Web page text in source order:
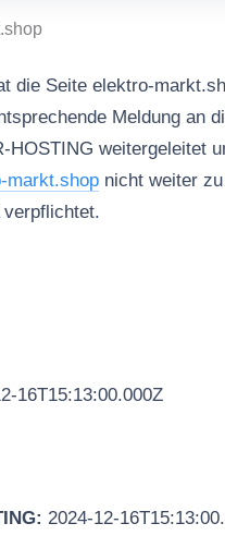
die Seite elektro-
Meldung an
weitergeleitet
markt.shop nicht weiter
verpflichtet.
16T15:13:00.000Z
2024-12-